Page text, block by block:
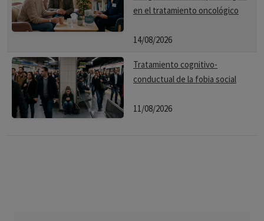
en el tratamiento oncológico
14/08/2026
Tratamiento cognitivo-
conductual de la fobia social
11/08/2026